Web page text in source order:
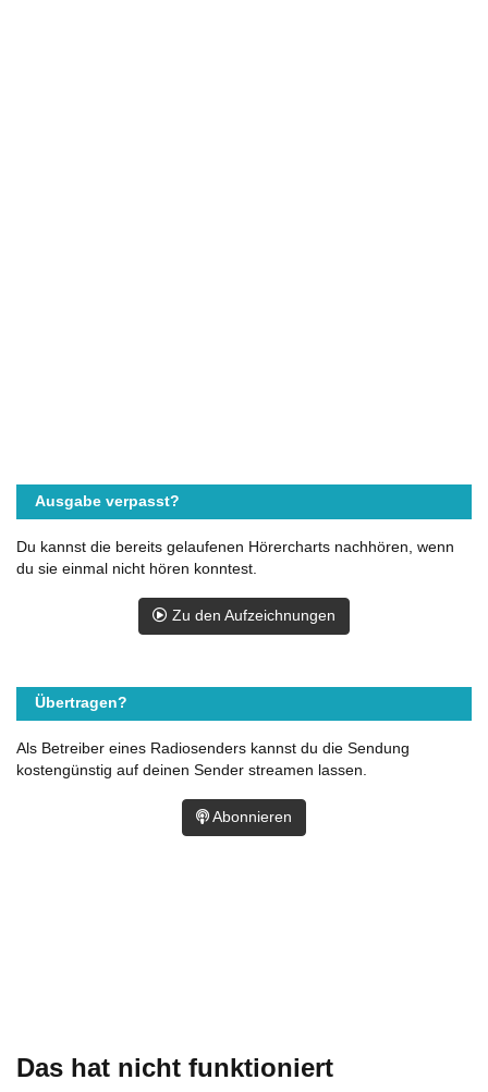
Das hat nicht funktioniert
Ausgabe verpasst?
Du kannst die bereits gelaufenen Hörercharts nachhören, wenn
du sie einmal nicht hören konntest.
Zu den Aufzeichnungen
Übertragen?
Als Betreiber eines Radiosenders kannst du die Sendung
kostengünstig auf deinen Sender streamen lassen.
Abonnieren